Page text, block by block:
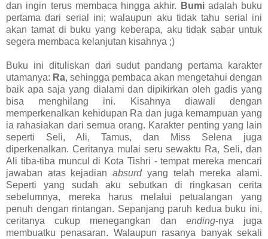
dan ingin terus membaca hingga akhir. Bumiadalah buku
pertama dari serial ini; walaupun aku tidak tahu serial ini
akan tamat di buku yang keberapa, aku tidak sabar untuk
segera membaca kelanjutan kisahnya ;)
Buku ini dituliskan dari sudut pandang pertama karakter
utamanya: Ra, sehingga pembaca akan mengetahui dengan
baik apa saja yang dialami dan dipikirkan oleh gadis yang
bisa menghilang ini. Kisahnya diawali dengan
memperkenalkan kehidupan Ra dan juga kemampuan yang
ia rahasiakan dari semua orang. Karakter penting yang lain
seperti Seli, Ali, Tamus, dan Miss Selena juga
diperkenalkan. Ceritanya mulai seru sewaktu Ra, Seli, dan
Ali tiba-tiba muncul di Kota Tishri - tempat mereka mencari
jawaban atas kejadianabsurdyang telah mereka alami.
Seperti yang sudah aku sebutkan di ringkasan cerita
sebelumnya, mereka harus melalui petualangan yang
penuh dengan rintangan. Sepanjang paruh kedua buku ini,
ceritanya cukup menegangkan dan ending-nya juga
membuatku penasaran. Walaupun rasanya banyak sekali